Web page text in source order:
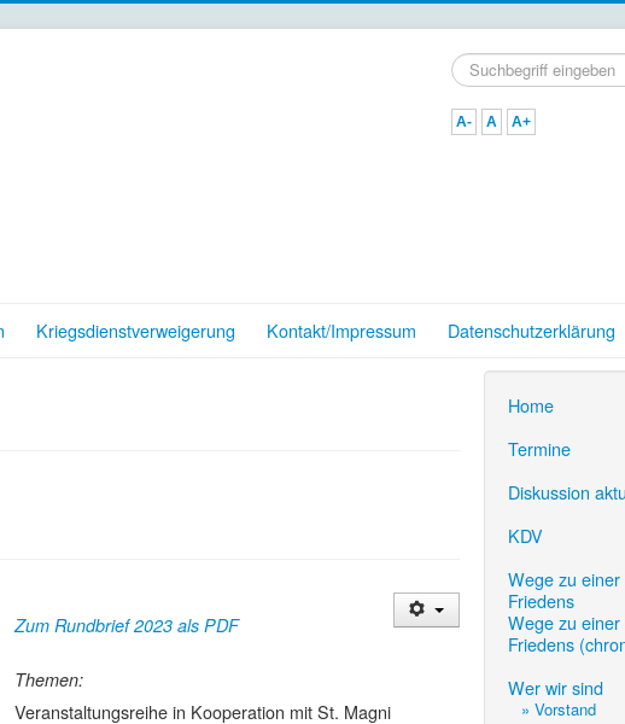
Suchen
...
A- A A+
Kriegsdienstverweigerung Kontakt/Impressum Datenschutzerklärung
Zum Rundbrief 2023 als PDF
Themen:
Veranstaltungsreihe in Kooperation mit St. Magni
Home
Termine
Diskussion
KDV
Wege zu
Friedens
Wege zu
Friedens
Wer wir sind
» Vorstand